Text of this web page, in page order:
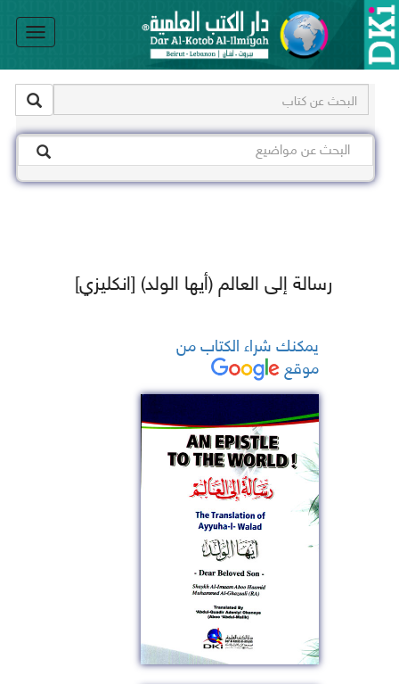
رسالة إلى العالم (أيها الولد) [انكليزي]
يمكنك شراء الكتاب من
موقع